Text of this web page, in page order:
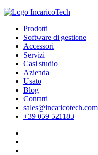
Prodotti
Software di gestione
Accessori
Servizi
Casi studio
Azienda
Usato
Blog
Contatti
sales@incaricotech.com
+39 059 521183